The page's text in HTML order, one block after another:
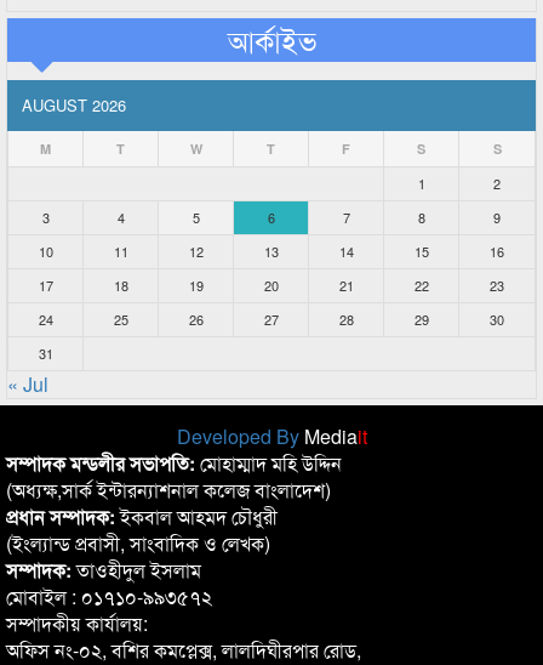
আর্কাইভ
AUGUST 2026
M T W T F S S
1
2
3
4 5 6 7 8
9
10
11 12 13 14 15
16
17
18 19 20 21 22
23
24
25 26 27 28 29
30
31
« Jul
Developed By Mediait
সম্পাদক মন্ডলীর সভাপতি: মোহাম্মাদ মহি উদ্দিন
(অধ্যক্ষ,সার্ক ইন্টারন্যাশনাল কলেজ বাংলাদেশ)
প্রধান সম্পাদক:ইকবাল আহমদ চৌধুরী
(ইংল্যান্ড প্রবাসী, সাংবাদিক ও লেখক)
সম্পাদক:তাওহীদুল ইসলাম
মোবাইল : ০১৭১০-৯৯৩৫৭২
সম্পাদকীয় কার্যালয়:
অফিস নং-০২, বশির কমপ্লেক্স, লালদিঘীরপার রোড,